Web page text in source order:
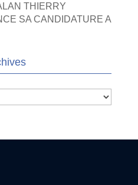
THIERRY
SA CANDIDATURE A